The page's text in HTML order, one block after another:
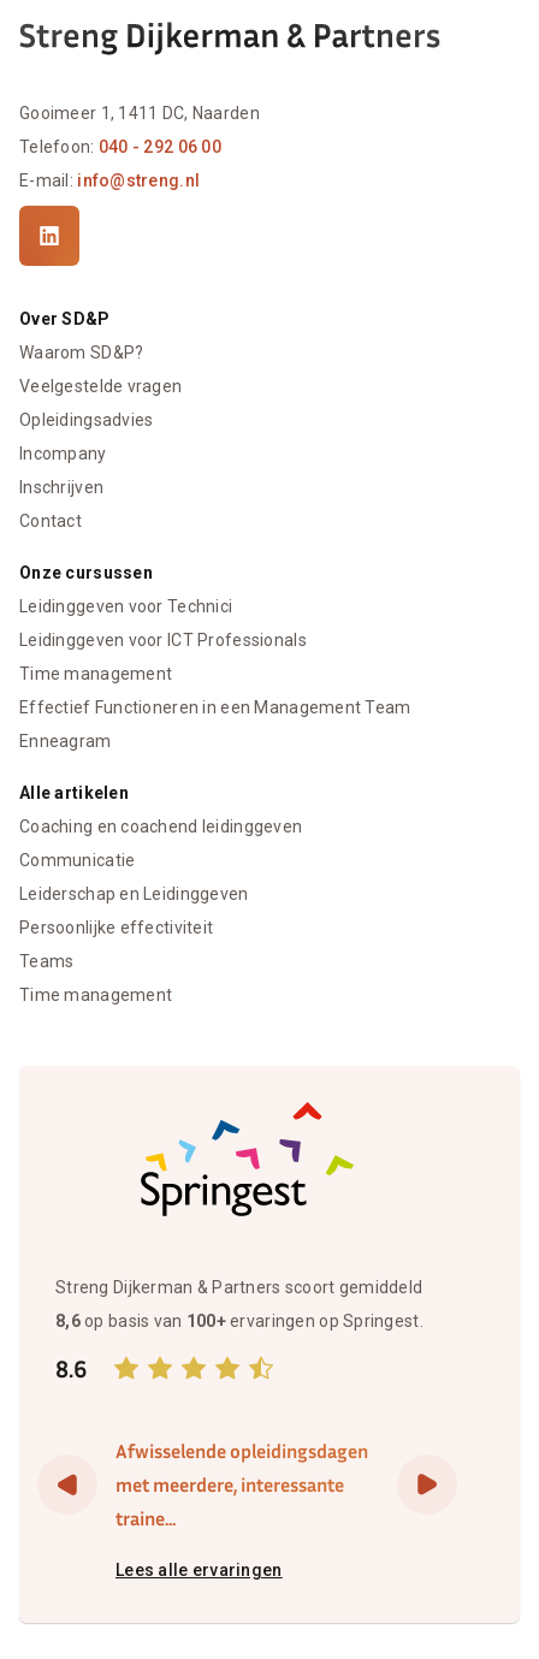
Gooimeer 1, 1411 DC, Naarden
Telefoon: 040 - 292 06 00
E-mail: info@streng.nl
Over SD&P
Waarom SD&P?
Veelgestelde vragen
Opleidingsadvies
Incompany
Inschrijven
Contact
Onze cursussen
Leidinggeven voor Technici
Leidinggeven voor ICT Professionals
Time management
Effectief Functioneren in een Management Team
Enneagram
Alle artikelen
Coaching en coachend leidinggeven
Communicatie
Leiderschap en Leidinggeven
Persoonlijke effectiviteit
Teams
Time management
Streng Dijkerman & Partners scoort gemiddeld
8,6op basis van 100+ervaringen op Springest.
8.6
Afwisselende opleidingsdagen
met meerdere, interessante
traine...
Lees alle ervaringen